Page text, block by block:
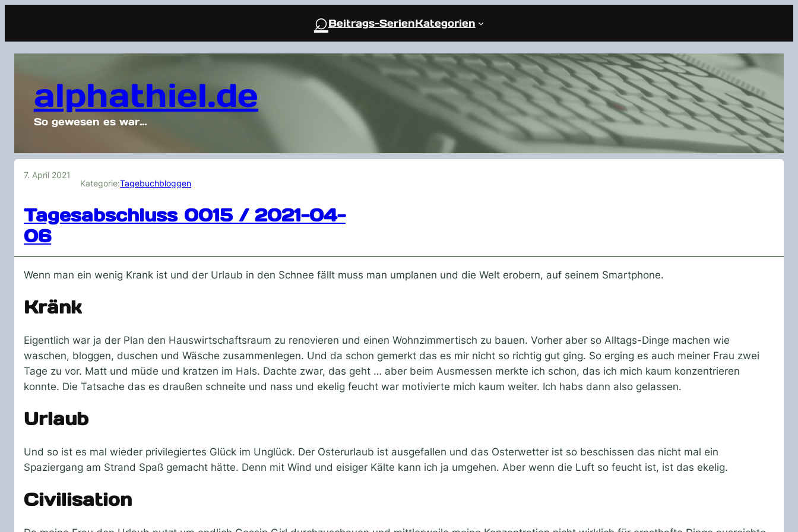
⌕Beitrags-SerienKategorien
alphathiel.de
So gewesen es war…
7. April 2021
Kategorie:Tagebuchbloggen
Tagesabschluss 0015 / 2021-04-
06
Wenn man ein wenig Krank ist und der Urlaub in den Schnee fällt muss man umplanen und die Welt erobern, auf seinem Smartphone.
Kränk
Eigentlich war ja der Plan den Hauswirtschaftsraum zu renovieren und einen Wohnzimmertisch zu bauen. Vorher aber so Alltags-Dinge machen wie
waschen, bloggen, duschen und Wäsche zusammenlegen. Und da schon gemerkt das es mir nicht so richtig gut ging. So erging es auch meiner Frau zwei
Tage zu vor. Matt und müde und kratzen im Hals. Dachte zwar, das geht … aber beim Ausmessen merkte ich schon, das ich mich kaum konzentrieren
konnte. Die Tatsache das es draußen schneite und nass und ekelig feucht war motivierte mich kaum weiter. Ich habs dann also gelassen.
Urlaub
Und so ist es mal wieder privilegiertes Glück im Unglück. Der Osterurlaub ist ausgefallen und das Osterwetter ist so beschissen das nicht mal ein
Spaziergang am Strand Spaß gemacht hätte. Denn mit Wind und eisiger Kälte kann ich ja umgehen. Aber wenn die Luft so feucht ist, ist das ekelig.
Civilisation